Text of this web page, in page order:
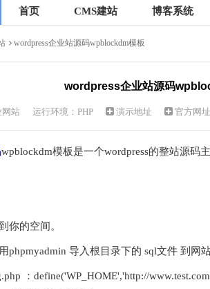
首页 CMS建站 博客系统
wordpress企业站源码wpblockdm模板
wordpress企业站源码
网站 运行环境：PHP 演示地址 官方网址
wpblockdm模板是一个wordpress的整站源码主
你的空间。
phpmyadmin 导入根目录下的 sql文件 到网
：define('WP_HOME','http://